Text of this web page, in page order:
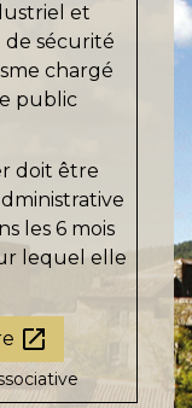
et
de sécurité
chargé
public
doit être
les 6 mois
lequel elle
open_in_new